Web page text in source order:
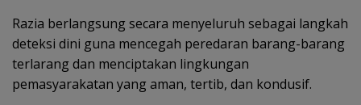
Razia berlangsung secara menyeluruh sebagai langkah
deteksi dini guna mencegah peredaran barang-barang
terlarang dan menciptakan lingkungan
pemasyarakatan yang aman, tertib, dan kondusif.